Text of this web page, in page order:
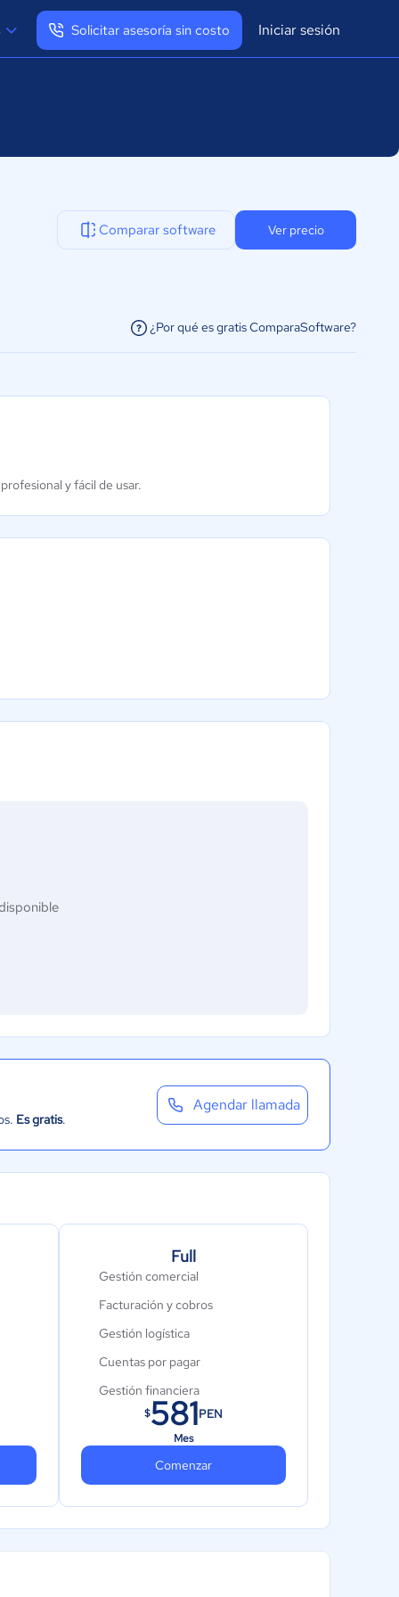
Solicitar asesoría sin costo Iniciar sesión
Comparar software Ver precio
¿Por qué es gratis ComparaSoftware?
Kashoo
Contabilidad
3.8 / 5
Aún sin
y fácil de usar.
Es gratis.
Agendar llamada
Full
Gestión comercial
Facturación y cobros
Gestión logística
Cuentas por pagar
Gestión financiera
Recursos Humanos
Activo fijo
Contabilidad
Estados financieros
$581PEN
Mes
Comenzar